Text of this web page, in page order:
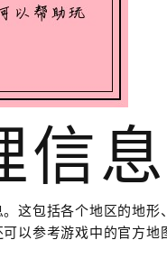
信息
这包括各个地区的地形
以参考游戏中的官方地